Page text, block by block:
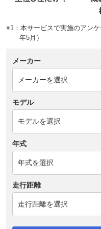
※1：本サービスで実施のアン
年5月）
メーカー
モデル
年式
走行距離